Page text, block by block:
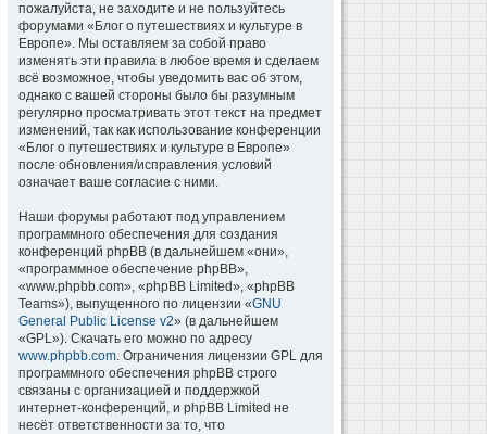
пожалуйста, не заходите и не пользуйтесь
форумами «Блог о путешествиях и культуре в
Европе». Мы оставляем за собой право
изменять эти правила в любое время и сделаем
всё возможное, чтобы уведомить вас об этом,
однако с вашей стороны было бы разумным
регулярно просматривать этот текст на предмет
изменений, так как использование конференции
«Блог о путешествиях и культуре в Европе»
после обновления/исправления условий
означает ваше согласие с ними.
Наши форумы работают под управлением
программного обеспечения для создания
конференций phpBB (в дальнейшем «они»,
«программное обеспечение phpBB»,
«www.phpbb.com», «phpBB Limited», «phpBB
Teams»), выпущенного по лицензии «GNU
General Public License v2» (в дальнейшем
«GPL»). Скачать его можно по адресу
www.phpbb.com. Ограничения лицензии GPL для
программного обеспечения phpBB строго
связаны с организацией и поддержкой
интернет-конференций, и phpBB Limited не
несёт ответственности за то, что